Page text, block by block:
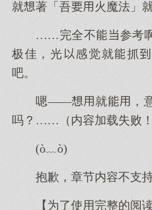
就著「吾火魔法」
……完全不参考
极佳，光感觉就抓
吧。
嗯——就，意
吗？……（内容加载失败！
(ò﹏ò)
抱歉，章节内容不支
【为了使用完整的阅